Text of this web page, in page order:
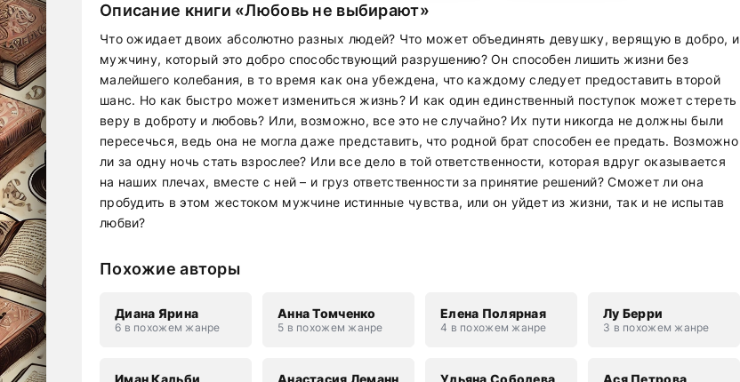
Описание книги «Любовь не выбирают»
Что ожидает двоих абсолютно разных людей? Что может объединять девушку, верящую в добро, и
мужчину, который это добро способствующий разрушению? Он способен лишить жизни без
малейшего колебания, в то время как она убеждена, что каждому следует предоставить второй
шанс. Но как быстро может измениться жизнь? И как один единственный поступок может стереть
веру в доброту и любовь? Или, возможно, все это не случайно? Их пути никогда не должны были
пересечься, ведь она не могла даже представить, что родной брат способен ее предать. Возможно
ли за одну ночь стать взрослее? Или все дело в той ответственности, которая вдруг оказывается
на наших плечах, вместе с ней – и груз ответственности за принятие решений? Сможет ли она
пробудить в этом жестоком мужчине истинные чувства, или он уйдет из жизни, так и не испытав
любви?
Похожие авторы
Диана Ярина
6 в похожем жанре
Анна Томченко
5 в похожем жанре
Елена Полярная
4 в похожем жанре
Лу Берри
3 в похожем жанре
Иман Кальби Анастасия Леманн Ульяна Соболева Ася Петрова